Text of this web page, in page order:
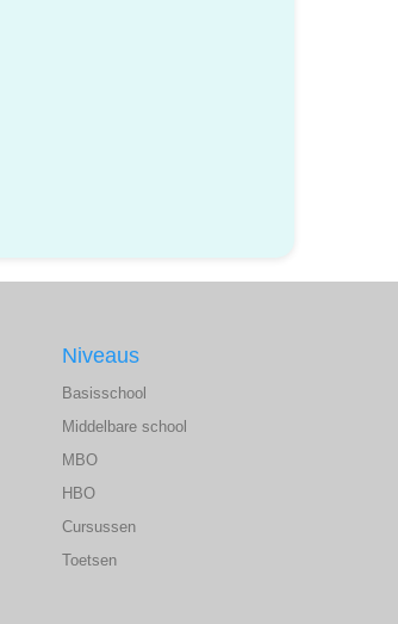
Niveaus
Basisschool
Middelbare school
MBO
HBO
Cursussen
Toetsen